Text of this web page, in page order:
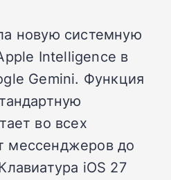
новую системную
Intelligence в
Gemini. Функция
во всех
мессенджеров до
iOS 27